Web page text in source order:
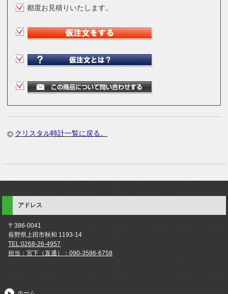
都度お見積りいたします。
クリスタル時計一覧に戻る。
アドレス
〒386-0041
長野県上田市秋和 1193-14
TEL:0268-26-4957
担当：宮下（直通）：090-3586-6758